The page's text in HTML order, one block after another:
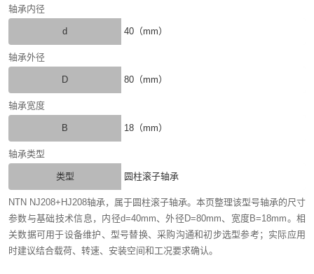
轴承内径
d 40（mm）
轴承外径
D 80（mm）
轴承宽度
B 18（mm）
轴承类型
类型 圆柱滚子轴承
NTN NJ208+HJ208轴承，属于圆柱滚子轴承。本页整理该型号轴承的尺寸
参数与基础技术信息，内径d=40mm、外径D=80mm、宽度B=18mm。相
关数据可用于设备维护、型号替换、采购沟通和初步选型参考；实际应用
时建议结合载荷、转速、安装空间和工况要求确认。